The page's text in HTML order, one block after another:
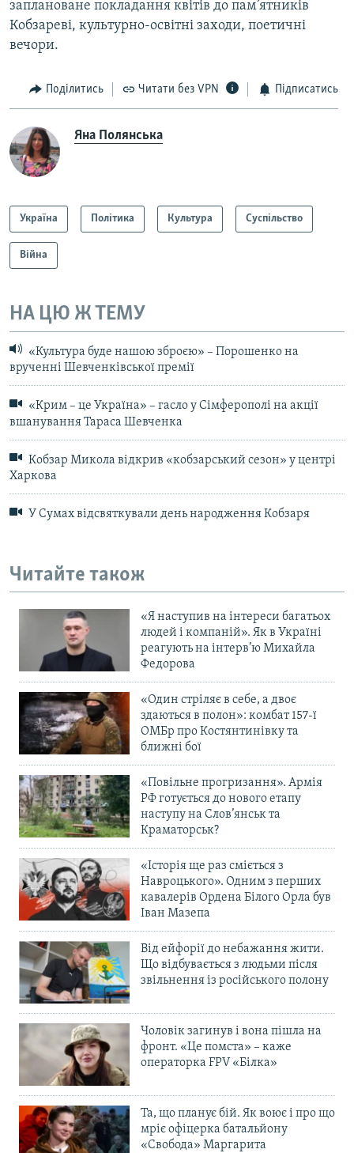
заплановане покладання квітів до пам’ятників
Кобзареві, культурно-освітні заходи, поетичні
вечори.
Поділитись Читати без VPN Підписатись
Яна Полянська
Україна Політика Культура Суспільство
Війна
НА ЦЮ Ж ТЕМУ
«Культура буде нашою зброєю» – Порошенко на
врученні Шевченківської премії
«Крим – це Україна» – гасло у Сімферополі на акції
вшанування Тараса Шевченка
Кобзар Микола відкрив «кобзарський сезон» у центрі
Харкова
У Сумах відсвяткували день народження Кобзаря
Читайте також
«Я наступив на інтереси багатьох
людей і компаній». Як в Україні
реагують на інтерв’ю Михайла
Федорова
«Один стріляє в себе, а двоє
здаються в полон»: комбат 157-ї
ОМБр про Костянтинівку та
ближні бої
«Повільне прогризання». Армія
РФ готується до нового етапу
наступу на Слов’янськ та
Краматорськ?
«Історія ще раз сміється з
Навроцького». Одним з перших
кавалерів Ордена Білого Орла був
Іван Мазепа
Від ейфорії до небажання жити.
Що відбувається з людьми після
звільнення із російського полону
Чоловік загинув і вона пішла на
фронт. «Це помста» – каже
операторка FPV «Білка»
Та, що планує бій. Як воює і про що
мріє офіцерка батальйону
«Свобода» Маргарита